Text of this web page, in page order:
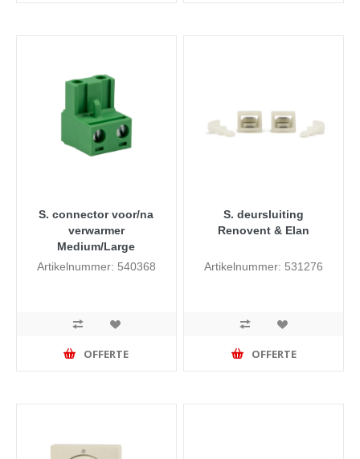
S. connector voor/na
verwarmer
Medium/Large
Artikelnummer: 540368
OFFERTE
S. deursluiting
Renovent & Elan
Artikelnummer: 531276
OFFERTE